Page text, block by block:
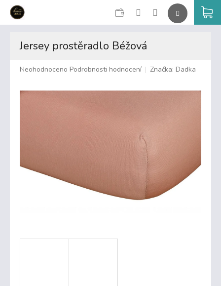
obsah
CZK
Jersey prostěradlo Béžová
Průměrné
je
Neohodnoceno Podrobnosti hodnocení Značka: Dadka